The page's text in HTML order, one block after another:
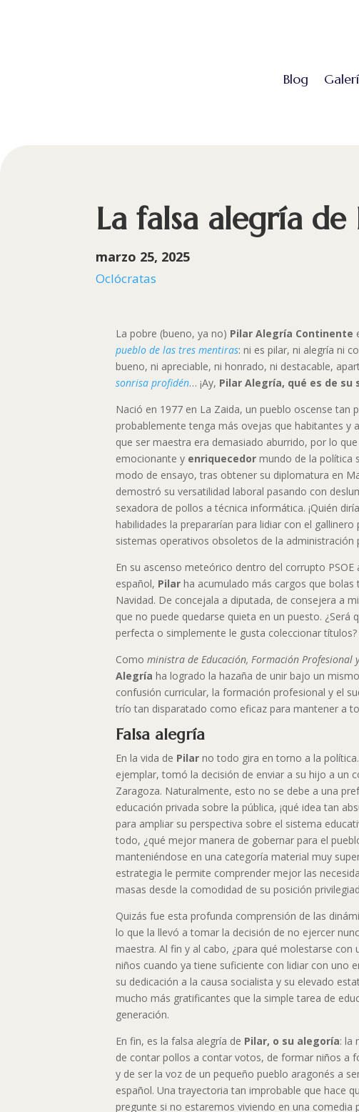
Blog
La falsa alegría de
marzo 25, 2025
Oclócratas
La pobre (bueno, ya no) Pilar Alegría Continente
pueblo de las tres mentiras: ni es pilar, ni alegría ni
bueno, ni apreciable, ni honrado, ni destacable,
sonrisa profidén… ¡Ay, Pilar Alegría, qué es de su
Nació en 1977 en La Zaida, un pueblo oscense tan
probablemente tenga más ovejas que habitantes y
que ser maestra era demasiado aburrido, por lo
emocionante y enriquecedor mundo de la política
modo de ensayo, tras obtener su diplomatura en
demostró su versatilidad laboral pasando con
sexadora de pollos a técnica informática. ¡Quién
habilidades la prepararían para lidiar con el gallinero
sistemas operativos obsoletos de la administración
En su ascenso meteórico dentro del corrupto PSOE
español, Pilar ha acumulado más cargos que bolas
Navidad. De concejala a diputada, de consejera a
que no puede quedarse quieta en un puesto. ¿Será
perfecta o simplemente le gusta coleccionar títulos?
Comoministra de Educación, Formación Profesional
Alegría ha logrado la hazaña de unir bajo un
confusión curricular, la formación profesional y el
trío tan disparatado como eficaz para mantener a
Falsa alegría
En la vida de Pilarno todo gira en torno a la
ejemplar, tomó la decisión de enviar a su hijo a un
Zaragoza. Naturalmente, esto no se debe a una
educación privada sobre la pública, ¡qué idea tan
para ampliar su perspectiva sobre el sistema
todo, ¿qué mejor manera de gobernar para el
manteniéndose en una categoría material muy
estrategia le permite comprender mejor las
masas desde la comodidad de su posición
Quizás fue esta profunda comprensión de las
lo que la llevó a tomar la decisión de no ejercer
maestra. Al fin y al cabo, ¿para qué molestarse con
niños cuando ya tiene suficiente con lidiar con uno
su dedicación a la causa socialista y su elevado
mucho más gratificantes que la simple tarea de
generación.
En fin, es la falsa alegría de Pilar, o su alegoría: la
de contar pollos a contar votos, de formar niños a
y de ser la voz de un pequeño pueblo aragonés a
español. Una trayectoria tan improbable que hace
pregunte si no estaremos viviendo en una comedia